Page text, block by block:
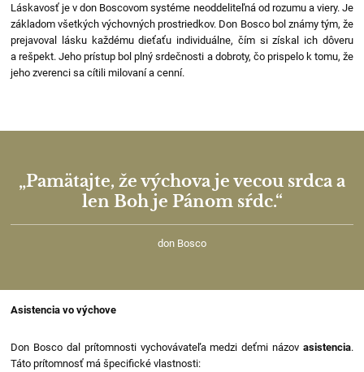
Láskavosť je v don Boscovom systéme neoddeliteľná od rozumu a viery. Je
základom všetkých výchovných prostriedkov. Don Bosco bol známy tým, že
prejavoval lásku každému dieťaťu individuálne, čím si získal ich dôveru
a rešpekt. Jeho prístup bol plný srdečnosti a dobroty, čo prispelo k tomu, že
jeho zverenci sa cítili milovaní a cenní.
„Pamätajte, že výchova je vecou srdca a
len Boh je Pánom sŕdc.“
don Bosco
Asistencia vo výchove
Don Bosco dal prítomnosti vychovávateľa medzi deťmi názov asistencia.
Táto prítomnosť má špecifické vlastnosti: